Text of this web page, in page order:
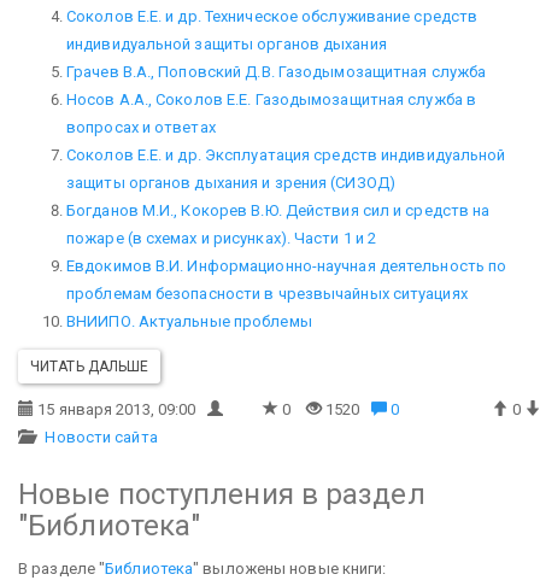
Соколов Е.Е. и др. Техническое обслуживание средств
индивидуальной защиты органов дыхания
Грачев В.А., Поповский Д.В. Газодымозащитная служба
Носов А.А., Соколов Е.Е. Газодымозащитная служба в
вопросах и ответах
Соколов Е.Е. и др. Эксплуатация средств индивидуальной
защиты органов дыхания и зрения (СИЗОД)
Богданов М.И., Кокорев В.Ю. Действия сил и средств на
пожаре (в схемах и рисунках). Части 1 и 2
Евдокимов В.И. Информационно-научная деятельность по
проблемам безопасности в чрезвычайных ситуациях
ВНИИПО. Актуальные проблемы
ЧИТАТЬ ДАЛЬШЕ
15 января 2013, 09:00 0 1520 0
0
Новости сайта
Новые поступления в раздел
"Библиотека"
В разделе "Библиотека" выложены новые книги: